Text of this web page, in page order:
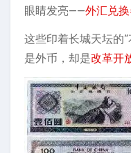
眼睛发亮——外汇兑
这些印着长城天坛的
是外币，却是改革开